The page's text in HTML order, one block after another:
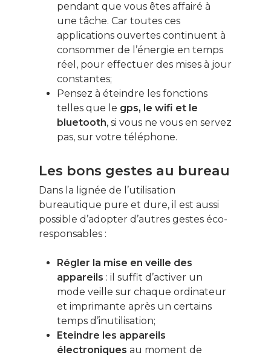
pendant que vous êtes affairé à
une tâche. Car toutes ces
applications ouvertes continuent à
consommer de l’énergie en temps
réel, pour effectuer des mises à jour
constantes;
Pensez à éteindre les fonctions
telles que le gps, le wifi et le
bluetooth, si vous ne vous en servez
pas, sur votre téléphone.
Les bons gestes au bureau
Dans la lignée de l’utilisation
bureautique pure et dure, il est aussi
possible d’adopter d’autres gestes éco-
responsables :
Régler la mise en veille des
appareils : il suffit d’activer un
mode veille sur chaque ordinateur
et imprimante après un certains
temps d’inutilisation;
Eteindre les appareils
électroniques au moment de